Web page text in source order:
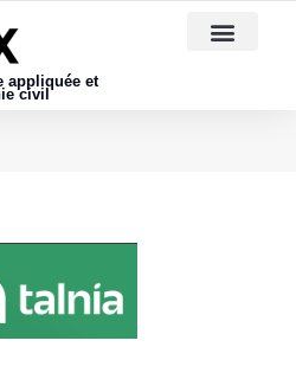
appliquée et
civil